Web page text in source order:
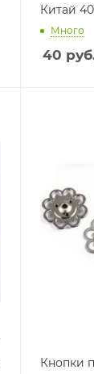
Китай
Много
40
Кнопки